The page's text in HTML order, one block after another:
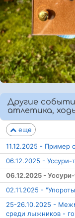
Другие
атлетика,
еще
11.12.2025 - Пример
06.12.2025 - Уссури-
06.12.2025 -
02.11.2025 -
25-26.10.2025 -
среди лыжников -